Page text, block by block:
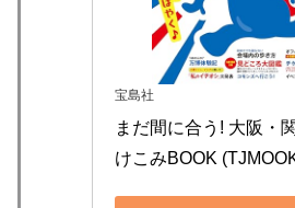
宝島社
まだ間に合う! 大阪・
けこみBOOK